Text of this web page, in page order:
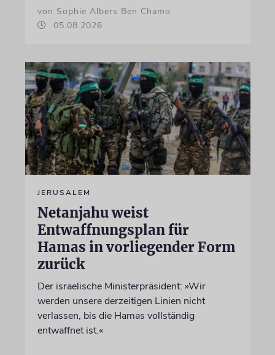
von Sophie Albers Ben Chamo
05.08.2026
JERUSALEM
Netanjahu weist
Entwaffnungsplan für
Hamas in vorliegender Form
zurück
Der israelische Ministerpräsident: »Wir
werden unsere derzeitigen Linien nicht
verlassen, bis die Hamas vollständig
entwaffnet ist.«